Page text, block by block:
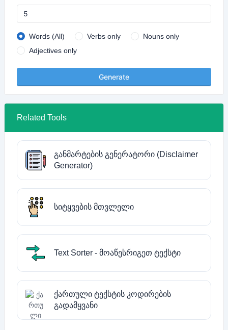
Words (All) Verbs only
Nouns only
Adjectives only
Generate
Related Tools
განმარტების გენერატორი (Disclaimer
Generator)
სიტყვების მთვლელი
Text Sorter - მოაწესრიგეთ ტექსტი
ქართული ტექსტის კოდირების
გადამყვანი